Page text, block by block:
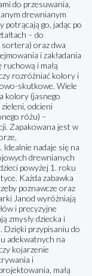
do przesuwania,
drewnianym
potrącają go, jadąc po
– do
sortera) oraz dwa
i zakładania
i małą
rozróżniać kolory i
skutkowe. Wiele
kolory (jasnego
odcieni
różu) –
Zapakowana jest w
nadaje się na
drewnianych
powyżej 1. roku
Każda zabawka
poznawcze oraz
Janod wyróżniają
i precyzyjne
zmysły dziecka i
Dzięki przypisaniu do
adekwatnych na
kojarzenie
i
małą